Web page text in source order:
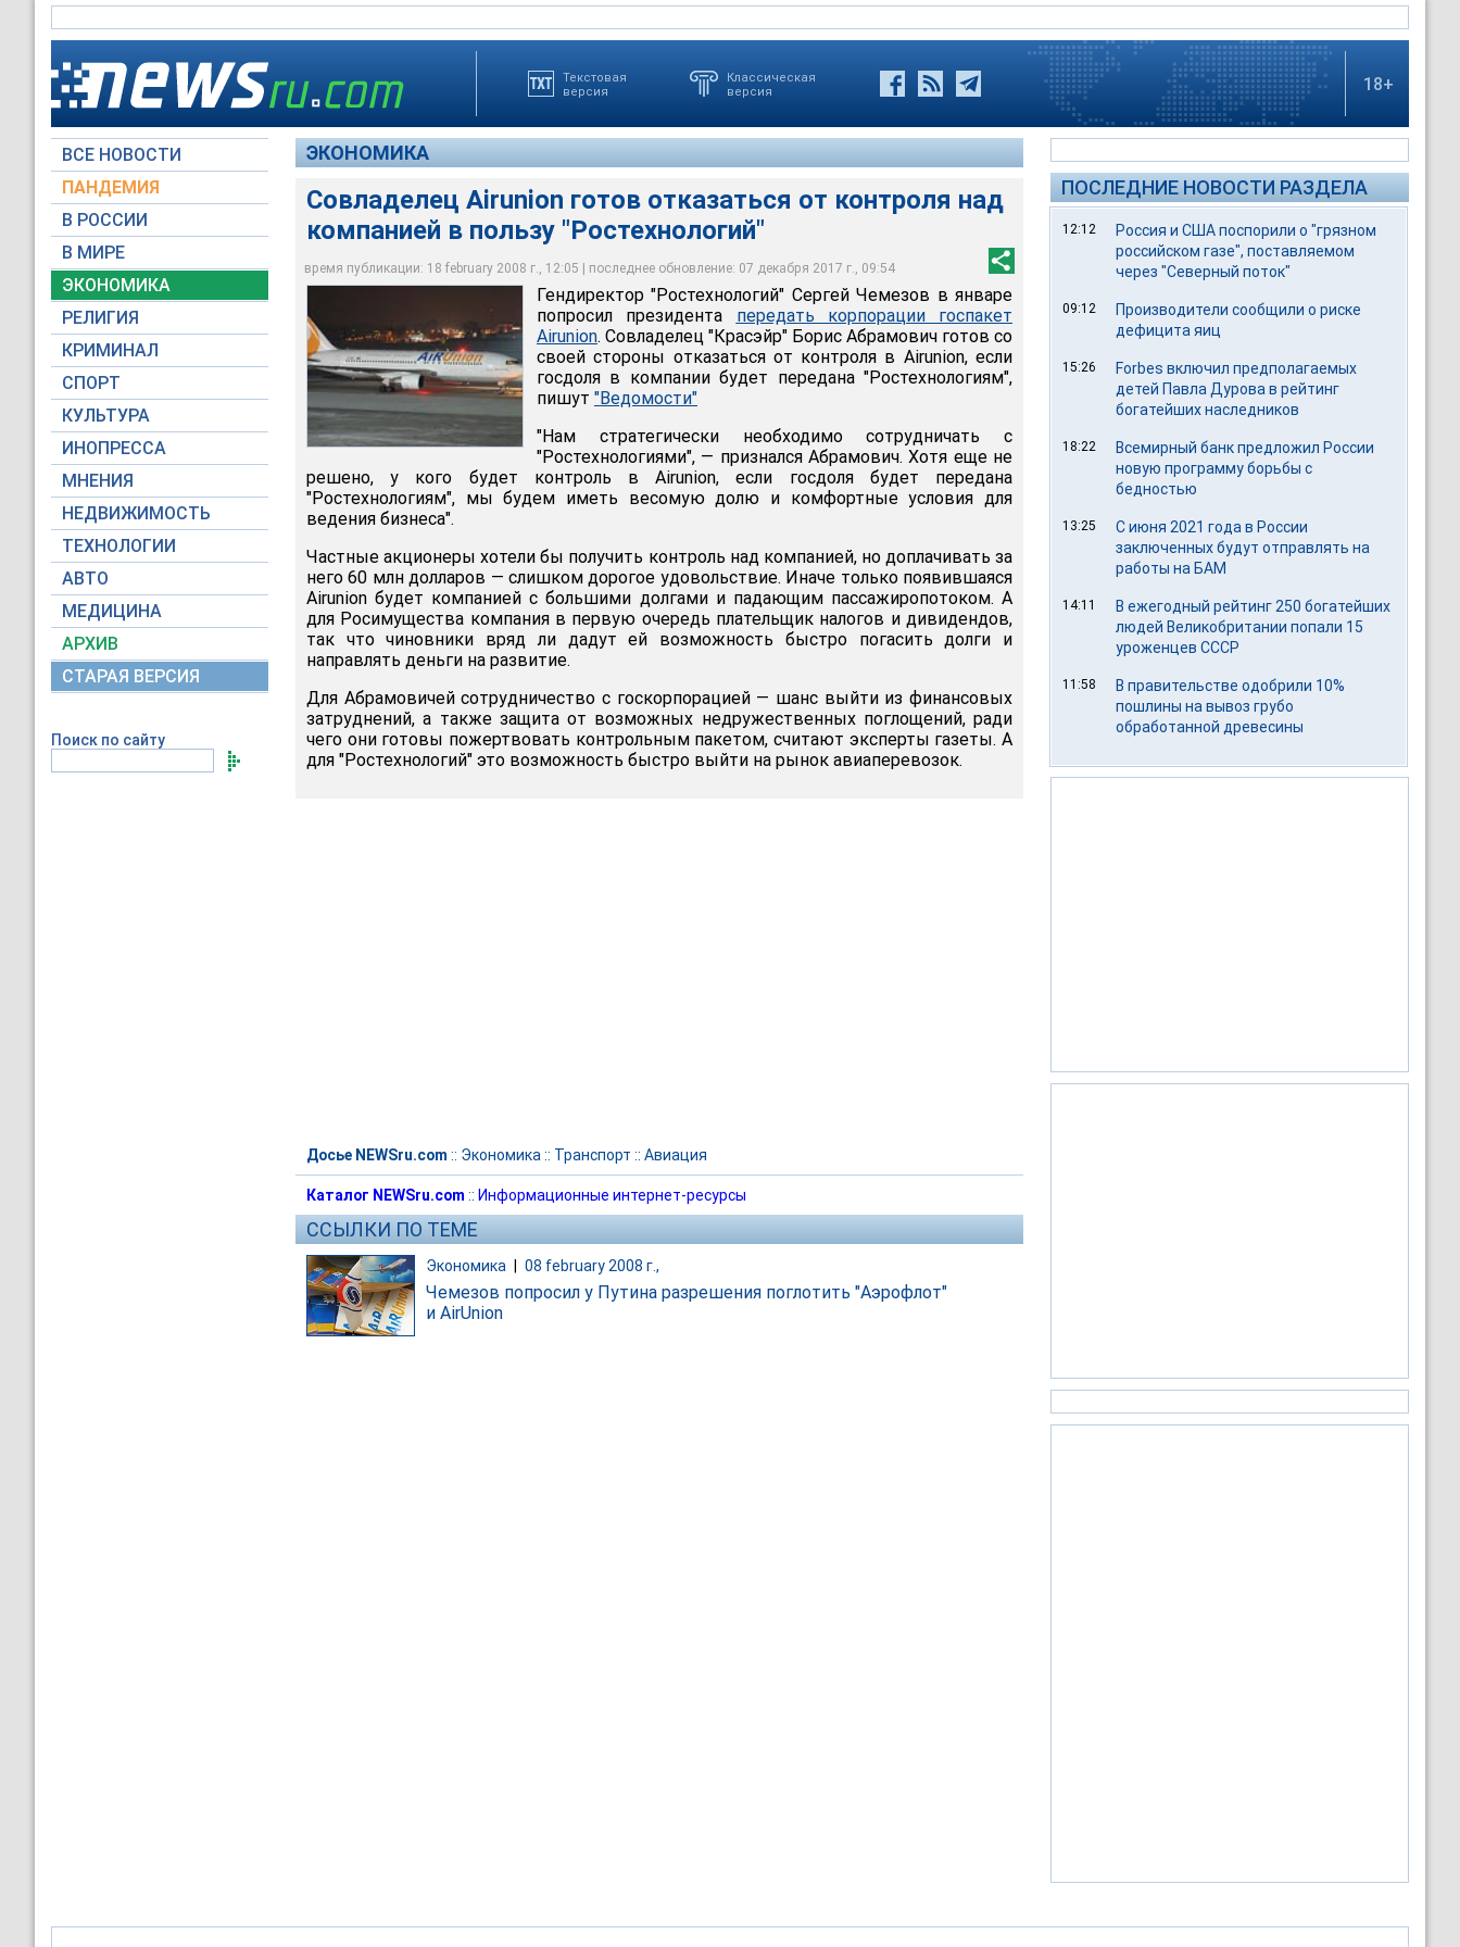
Текстовая
версия
Классическая
версия
18+
ВСЕ НОВОСТИ
ПАНДЕМИЯ
В РОССИИ
В МИРЕ
ЭКОНОМИКА
РЕЛИГИЯ
КРИМИНАЛ
СПОРТ
КУЛЬТУРА
ИНОПРЕССА
МНЕНИЯ
НЕДВИЖИМОСТЬ
ТЕХНОЛОГИИ
АВТО
МЕДИЦИНА
АРХИВ
СТАРАЯ ВЕРСИЯ
Поиск по сайту
ЭКОНОМИКА
Совладелец Airunion готов отказаться от контроля над
компанией в пользу "Ростехнологий"
время публикации: 18 february 2008 г., 12:05 | последнее обновление: 07 декабря 2017 г., 09:54
Совладелец "Красэйр" Борис Абрамович готов со своей стороны отказаться от
контроля в Airunion, если госдоля в компании будет передана "Ростехнологиям"
Гендиректор "Ростехнологий" Сергей Чемезов в январе
попросил президента передать корпорации госпакет
Airunion. Совладелец "Красэйр" Борис Абрамович готов со
своей стороны отказаться от контроля в Airunion, если
госдоля в компании будет передана "Ростехнологиям",
пишут "Ведомости"
"Нам стратегически необходимо сотрудничать с
"Ростехнологиями", — признался Абрамович. Хотя еще не
решено, у кого будет контроль в Airunion, если госдоля будет передана
"Ростехнологиям", мы будем иметь весомую долю и комфортные условия для
ведения бизнеса".
Частные акционеры хотели бы получить контроль над компанией, но доплачивать за
него 60 млн долларов — слишком дорогое удовольствие. Иначе только появившаяся
Airunion будет компанией с большими долгами и падающим пассажиропотоком. А
для Росимущества компания в первую очередь плательщик налогов и дивидендов,
так что чиновники вряд ли дадут ей возможность быстро погасить долги и
направлять деньги на развитие.
Для Абрамовичей сотрудничество с госкорпорацией — шанс выйти из финансовых
затруднений, а также защита от возможных недружественных поглощений, ради
чего они готовы пожертвовать контрольным пакетом, считают эксперты газеты. А
для "Ростехнологий" это возможность быстро выйти на рынок авиаперевозок.
Досье NEWSru.com :: Экономика :: Транспорт :: Авиация
Каталог NEWSru.com :: Информационные интернет-ресурсы
ССЫЛКИ ПО ТЕМЕ
Экономика 08 february 2008 г.,
Чемезов попросил у Путина разрешения поглотить "Аэрофлот"
и AirUnion
ПОСЛЕДНИЕ НОВОСТИ РАЗДЕЛА
12:12
Россия и США поспорили о "грязном
российском газе", поставляемом
через "Северный поток"
09:12
Производители сообщили о риске
дефицита яиц
15:26
Forbes включил предполагаемых
детей Павла Дурова в рейтинг
богатейших наследников
18:22
Всемирный банк предложил России
новую программу борьбы с
бедностью
13:25
С июня 2021 года в России
заключенных будут отправлять на
работы на БАМ
14:11
В ежегодный рейтинг 250 богатейших
людей Великобритании попали 15
уроженцев СССР
11:58
В правительстве одобрили 10%
пошлины на вывоз грубо
обработанной древесины